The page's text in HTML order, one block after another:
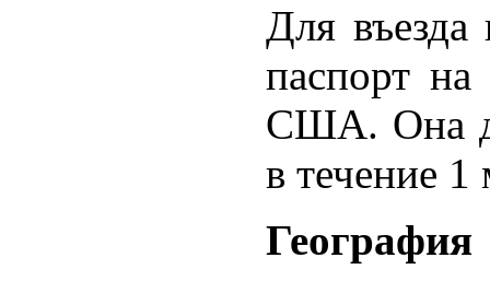
Для
паспорт на
США. Она
в течение 1
География